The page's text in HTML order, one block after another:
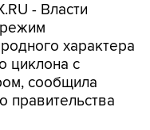
- Власти
характера
циклона с
сообщила
правительства